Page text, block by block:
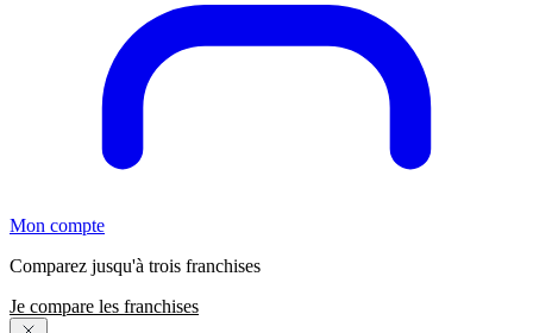
Mon compte
Comparez jusqu'à trois franchises
Je compare les franchises